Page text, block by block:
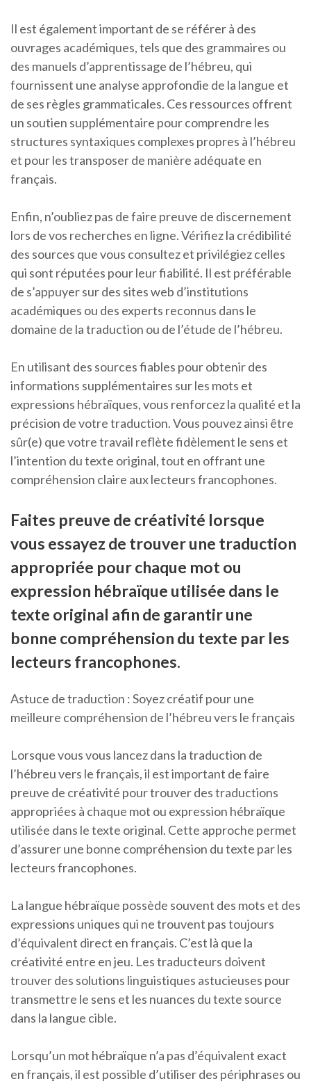
Il est également important de se référer à des
ouvrages académiques, tels que des grammaires ou
des manuels d’apprentissage de l’hébreu, qui
fournissent une analyse approfondie de la langue et
de ses règles grammaticales. Ces ressources offrent
un soutien supplémentaire pour comprendre les
structures syntaxiques complexes propres à l’hébreu
et pour les transposer de manière adéquate en
français.
Enfin, n’oubliez pas de faire preuve de discernement
lors de vos recherches en ligne. Vérifiez la crédibilité
des sources que vous consultez et privilégiez celles
qui sont réputées pour leur fiabilité. Il est préférable
de s’appuyer sur des sites web d’institutions
académiques ou des experts reconnus dans le
domaine de la traduction ou de l’étude de l’hébreu.
En utilisant des sources fiables pour obtenir des
informations supplémentaires sur les mots et
expressions hébraïques, vous renforcez la qualité et la
précision de votre traduction. Vous pouvez ainsi être
sûr(e) que votre travail reflète fidèlement le sens et
l’intention du texte original, tout en offrant une
compréhension claire aux lecteurs francophones.
Faites preuve de créativité lorsque
vous essayez de trouver une traduction
appropriée pour chaque mot ou
expression hébraïque utilisée dans le
texte original afin de garantir une
bonne compréhension du texte par les
lecteurs francophones.
Astuce de traduction : Soyez créatif pour une
meilleure compréhension de l’hébreu vers le français
Lorsque vous vous lancez dans la traduction de
l’hébreu vers le français, il est important de faire
preuve de créativité pour trouver des traductions
appropriées à chaque mot ou expression hébraïque
utilisée dans le texte original. Cette approche permet
d’assurer une bonne compréhension du texte par les
lecteurs francophones.
La langue hébraïque possède souvent des mots et des
expressions uniques qui ne trouvent pas toujours
d’équivalent direct en français. C’est là que la
créativité entre en jeu. Les traducteurs doivent
trouver des solutions linguistiques astucieuses pour
transmettre le sens et les nuances du texte source
dans la langue cible.
Lorsqu’un mot hébraïque n’a pas d’équivalent exact
en français, il est possible d’utiliser des périphrases ou